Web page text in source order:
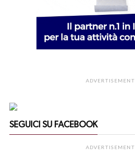
ADVERTISEMENT
SEGUICI SU FACEBOOK
ADVERTISEMENT